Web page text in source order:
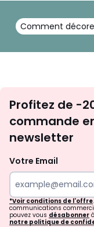
Comment
Profitez de -
commande
newsletter
Votre Email
*Voir conditions de l'offre
communications
pouvez vous désabonner
notre politique de